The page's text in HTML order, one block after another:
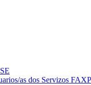
as dos Servizos